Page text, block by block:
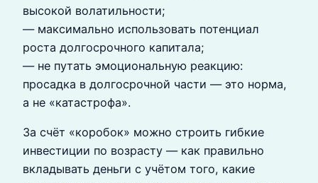
высокой волатильности;
— максимально использовать потенциал
роста долгосрочного капитала;
— не путать эмоциональную реакцию:
просадка в долгосрочной части — это норма,
а не «катастрофа».
За счёт «коробок» можно строить гибкие
инвестиции по возрасту — как правильно
вкладывать деньги с учётом того, какие